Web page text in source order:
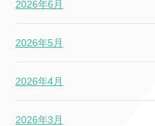
2026年6月
2026年5月
2026年4月
2026年3月